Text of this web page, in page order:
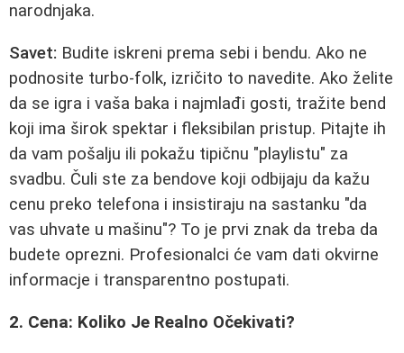
narodnjaka.
Savet: Budite iskreni prema sebi i bendu. Ako ne
podnosite turbo-folk, izričito to navedite. Ako želite
da se igra i vaša baka i najmlađi gosti, tražite bend
koji ima širok spektar i fleksibilan pristup. Pitajte ih
da vam pošalju ili pokažu tipičnu "playlistu" za
svadbu. Čuli ste za bendove koji odbijaju da kažu
cenu preko telefona i insistiraju na sastanku "da
vas uhvate u mašinu"? To je prvi znak da treba da
budete oprezni. Profesionalci će vam dati okvirne
informacje i transparentno postupati.
2. Cena: Koliko Je Realno Očekivati?